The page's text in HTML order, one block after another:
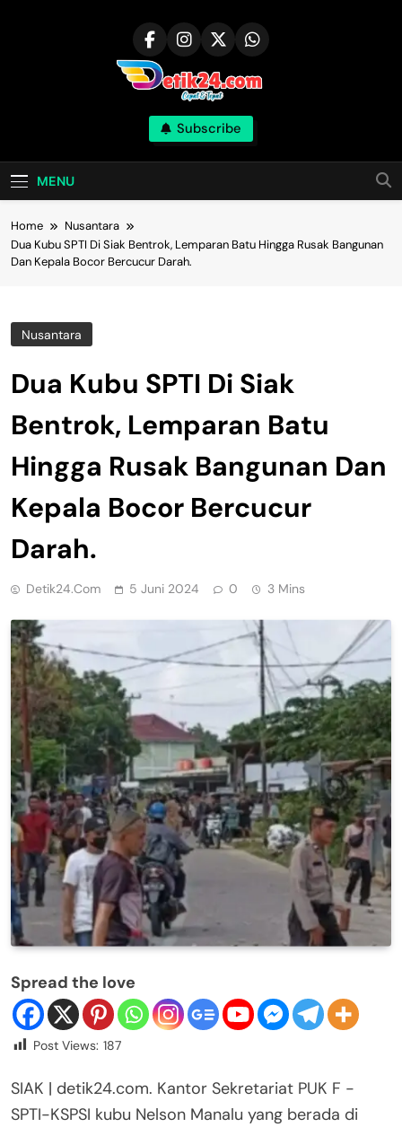
Subscribe
MENU
Home
Nusantara
Dua Kubu SPTI Di Siak Bentrok, Lemparan Batu Hingga Rusak Bangunan
Dan Kepala Bocor Bercucur Darah.
Nusantara
Dua Kubu SPTI Di Siak
Bentrok, Lemparan Batu
Hingga Rusak Bangunan Dan
Kepala Bocor Bercucur
Darah.
Detik24.com 5 Juni 2024 0 3 Mins
Spread the love
Post Views: 187
SIAK | detik24.com. Kantor Sekretariat PUK F -
SPTI-KSPSI kubu Nelson Manalu yang berada di